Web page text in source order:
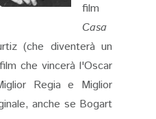
film
Casa
(che diventerà un
che vincerà l'Oscar
Regia e Miglior
anche se Bogart